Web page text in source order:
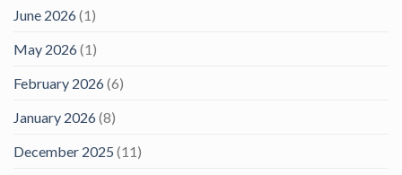
June 2026(1)
May 2026(1)
February 2026(6)
January 2026(8)
December 2025 (11)